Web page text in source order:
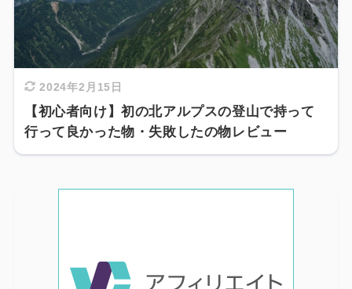
2024年2月15日
【初心者向け】初の北アルプスの登山で持って
行って良かった物・失敗したの物レビュー